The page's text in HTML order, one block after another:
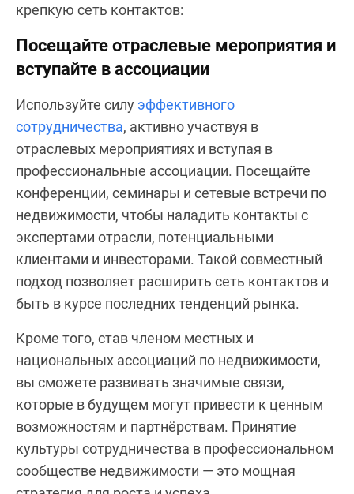
крепкую сеть контактов:
Посещайте отраслевые мероприятия и
вступайте в ассоциации
Используйте силу эффективного
сотрудничества, активно участвуя в
отраслевых мероприятиях и вступая в
профессиональные ассоциации. Посещайте
конференции, семинары и сетевые встречи по
недвижимости, чтобы наладить контакты с
экспертами отрасли, потенциальными
клиентами и инвесторами. Такой совместный
подход позволяет расширить сеть контактов и
быть в курсе последних тенденций рынка.
Кроме того, став членом местных и
национальных ассоциаций по недвижимости,
вы сможете развивать значимые связи,
которые в будущем могут привести к ценным
возможностям и партнёрствам. Принятие
культуры сотрудничества в профессиональном
сообществе недвижимости — это мощная